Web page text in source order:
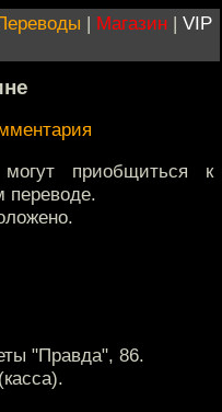
| Магазин | VIP
приобщиться к
"Правда", 86.